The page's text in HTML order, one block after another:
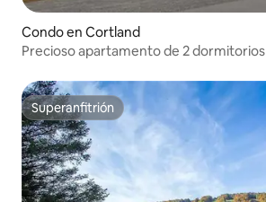
Condo en Cortland
Precioso apartamento de 2 dormitorios
Superanfitrión
Superanfitrión